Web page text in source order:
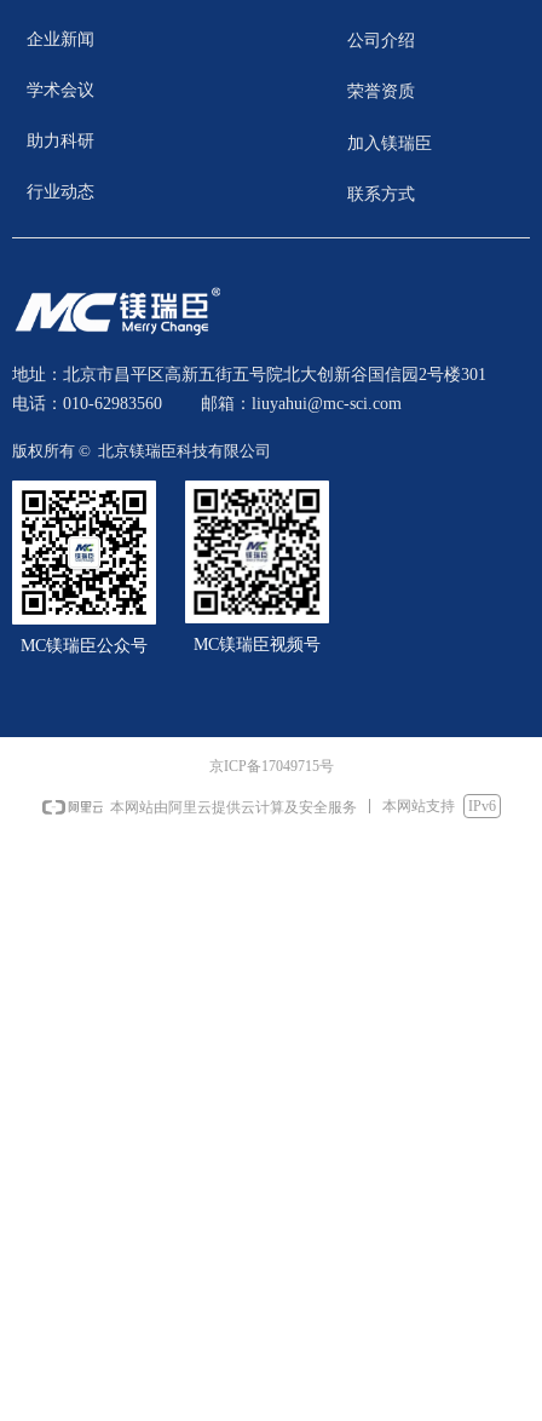
企业新闻
学术会议
助力科研
行业动态
公司介绍
荣誉资质
加入镁瑞臣
联系方式
版权所有 © 北京镁瑞臣科技有限公司
地址：北京市昌平区高新五街五号院北大创新谷国信园2号楼301
电话：010-62983560 邮箱：liuyahui@mc-sci.com
MC镁瑞臣公众号 MC镁瑞臣视频号
京ICP备17049715号
本网站由阿里云提供云计算及安全服务 本网站支持 IPv6